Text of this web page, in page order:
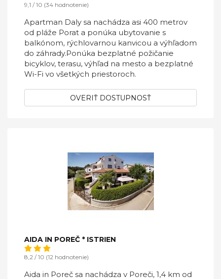
9,1 / 10 (34 hodnotenie)
Apartman Daly sa nachádza asi 400 metrov
od pláže Porat a ponúka ubytovanie s
balkónom, rýchlovarnou kanvicou a výhľadom
do záhrady.Ponúka bezplatné požičanie
bicyklov, terasu, výhľad na mesto a bezplatné
Wi-Fi vo všetkých priestoroch.
OVERIŤ DOSTUPNOSŤ
AIDA IN POREČ * ISTRIEN
8,2 / 10 (12 hodnotenie)
Aida in Poreč sa nachádza v Poreči, 1,4 km od